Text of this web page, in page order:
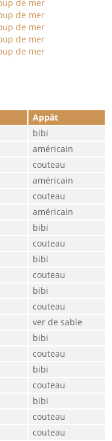
Appât
bibi
américain
couteau
américain
couteau
américain
bibi
couteau
bibi
couteau
bibi
couteau
ver de sable
bibi
couteau
bibi
couteau
bibi
couteau
couteau